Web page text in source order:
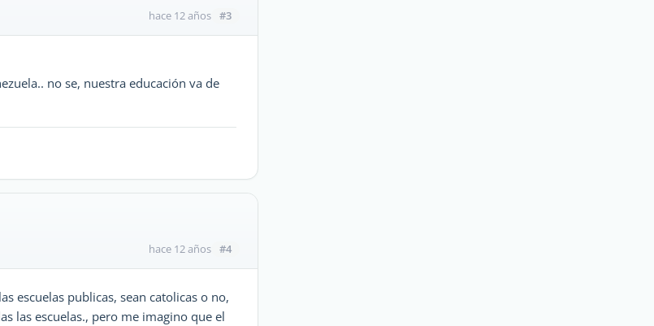
hace 12 años #3
no se, nuestra educación va de
hace 12 años #4
escuelas publicas, sean catolicas o no,
las escuelas., pero me imagino que el